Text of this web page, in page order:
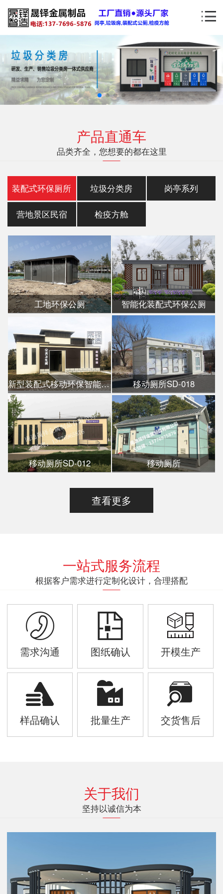
产品直通车
品类齐全，您想要的都在这里
装配式环保厕所 垃圾分类房 岗亭系列
营地景区民宿 检疫方舱
工地环保公厕 智能化装配式环保公厕
新型装配式移动环保智能公厕 移动厕所SD-018
移动厕所SD-012 移动厕所
查看更多
一站式服务流程
根据客户需求进行定制化设计，合理搭配
需求沟通 图纸确认 开模生产
样品确认 批量生产 交货售后
关于我们
坚持以诚信为本